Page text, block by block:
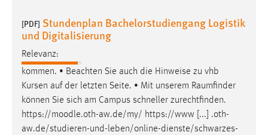
[PDF] Stundenplan Bachelorstudiengang Logistik
und Digitalisierung
Relevanz:
kommen. • Beachten Sie auch die Hinweise zu vhb
Kursen auf der letzten Seite. • Mit unserem Raumfinder
können Sie sich am Campus schneller zurechtfinden.
https://moodle.oth-aw.de/my/ https://www [...] .oth-
aw.de/studieren-und-leben/online-dienste/schwarzes-
Statistik Cookies erfassen Informationen anonym.
Diese Informationen helfen uns zu verstehen, wie
unsere Besucher unsere Website nutzen.
Matomo
Name:
_pk_ref, _pk_cvar, _pk_id, _pk_ses